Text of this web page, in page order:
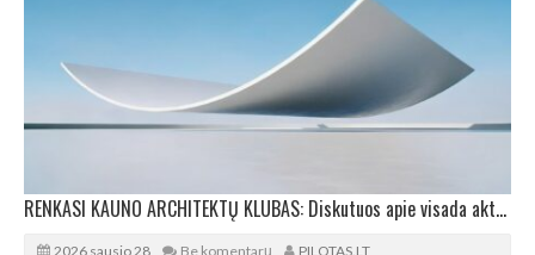
RENKASI KAUNO ARCHITEKTŲ KLUBAS: Diskutuos apie visada aktualius architektūros konkursus
2026 sausio 28 Be komentarų PILOTAS.LT